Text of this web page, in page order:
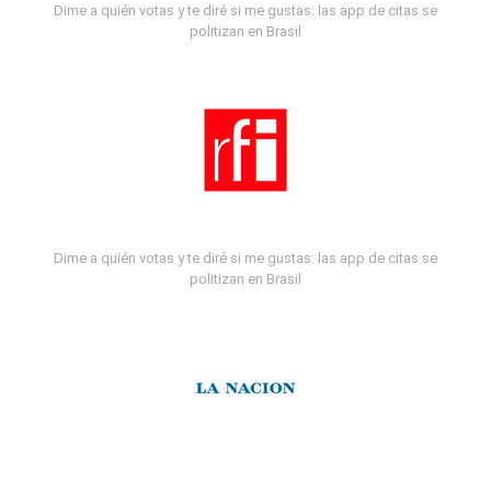
Dime a quién votas y te diré si me gustas: las app de citas se
politizan en Brasil
Dime a quién votas y te diré si me gustas: las app de citas se
politizan en Brasil